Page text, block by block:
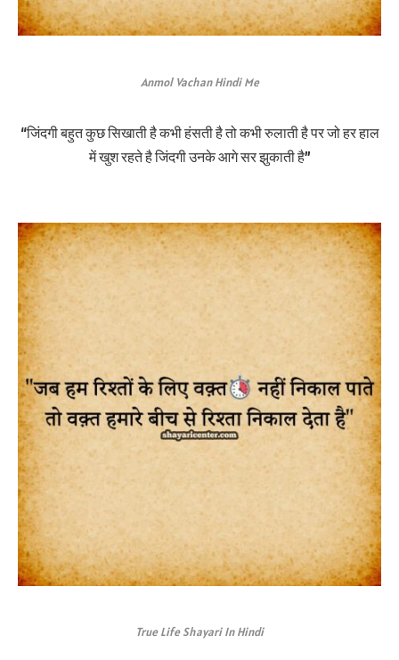
Anmol Vachan Hindi Me
“जिंदगी बहुत कुछ सिखाती है कभी हंसती है तो कभी रुलाती है पर जो हर हाल
में खुश रहते है जिंदगी उनके आगे सर झुकाती है”
True Life Shayari In Hindi